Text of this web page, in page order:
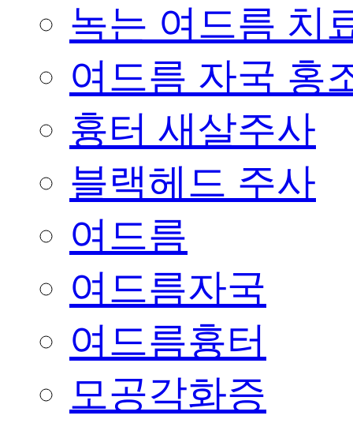
녹는 여드름 치
여드름 자국 홍
흉터 새살주사
블랙헤드 주사
여드름
여드름자국
여드름흉터
모공각화증